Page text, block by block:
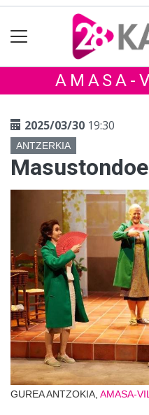
AMASA-
2025/03/30 19:30
ANTZERKIA
GUREA ANTZOKIA, AMASA-